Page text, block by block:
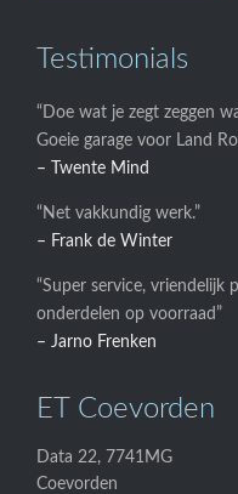
Testimonials
“Doe wat je zegt zeggen
Goeie garage voor Land
– Twente Mind
“Net vakkundig werk.”
– Frank de Winter
“Super service, vriendelijk
onderdelen op voorraad”
– Jarno Frenken
ET Coevorden
Data 22, 7741MG
Coevorden